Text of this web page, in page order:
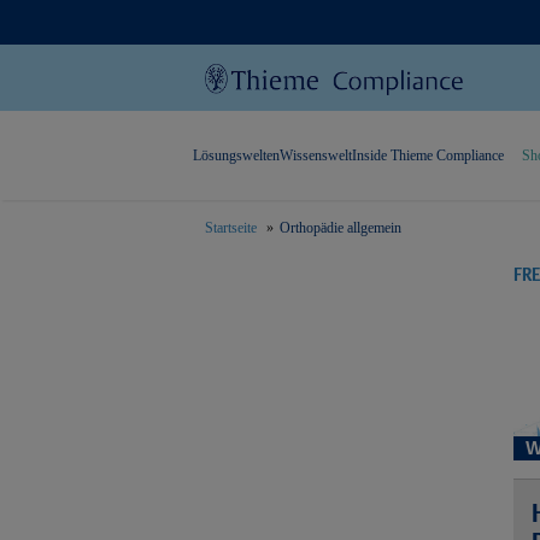
LösungsweltenWissensweltInside Thieme Compliance
Startseite Orthopädie allgemein